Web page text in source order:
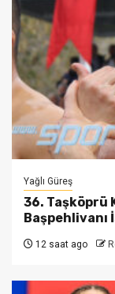
Yağlı Güreş
36. Taşköprü
Başpehlivanı
12 saat ago